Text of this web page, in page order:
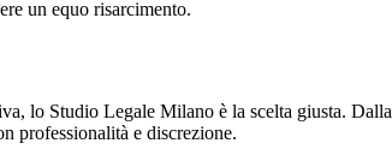
un equo risarcimento.
lo Studio Legale Milano è la scelta giusta. Dalla
professionalità e discrezione.